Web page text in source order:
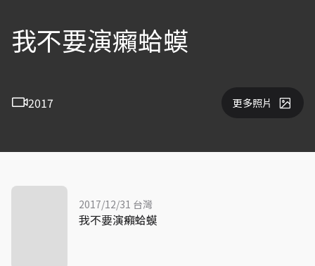
我不要演癩蛤蟆
2017 更多照片
2017/12/31 台灣
我不要演癩蛤蟆